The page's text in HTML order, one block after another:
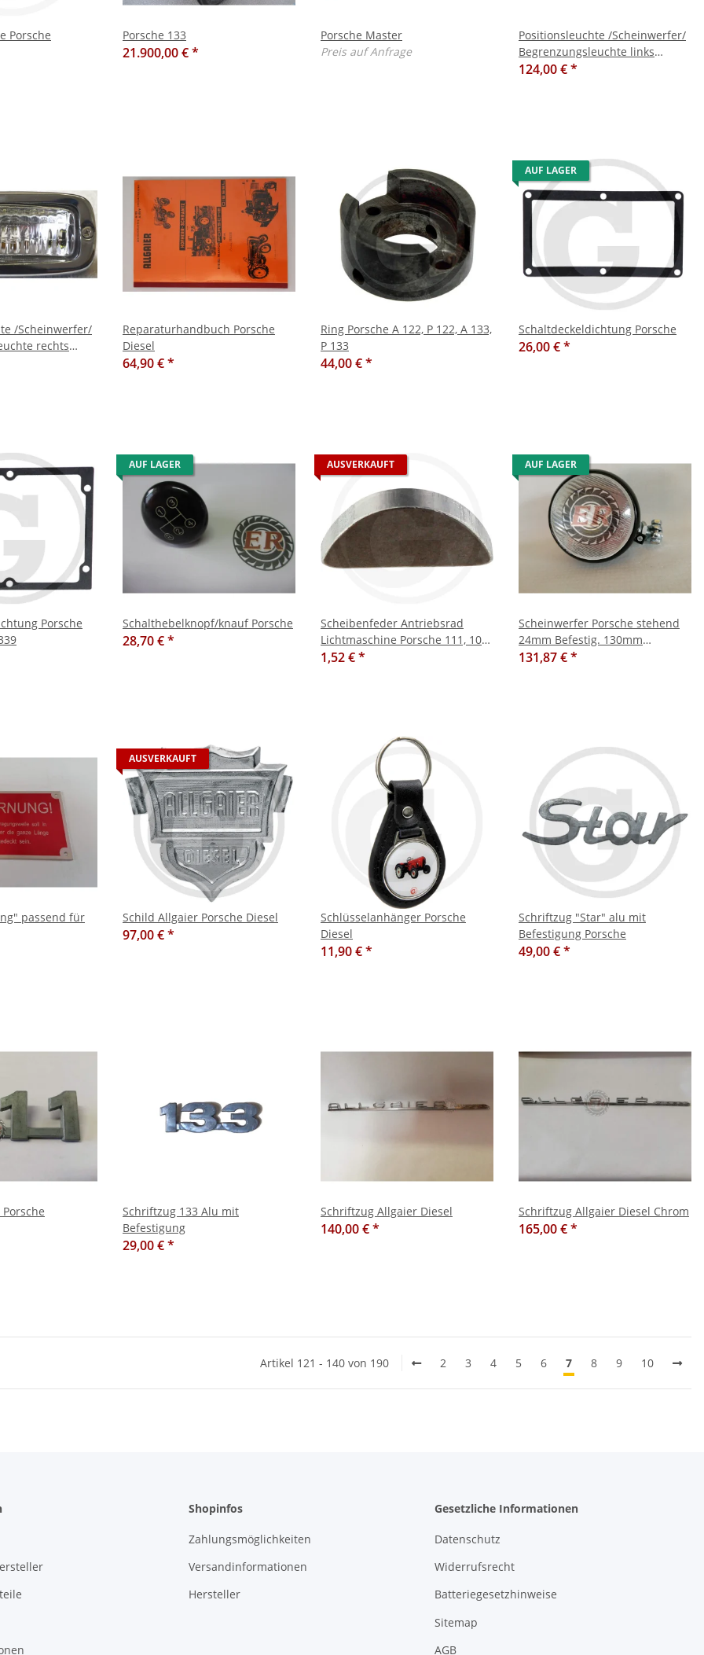
Porsche Porsche 133
21.900,00 €*
Porsche Master
Preis auf Anfrage
Positionsleuchte /Scheinwerfer/
Begrenzungsleuchte links
Porsche / Allgaier A111 mit
124,00 €*
/Scheinwerfer/
rechts
A111 mit
Reparaturhandbuch Porsche
Diesel
64,90 €*
Ring Porsche A 122, P 122, A 133,
P 133
44,00 €*
AUF LAGER
Schaltdeckeldichtung Porsche
26,00 €*
Porsche
AUF LAGER
Schalthebelknopf/knauf Porsche
28,70 €*
AUSVERKAUFT
Scheibenfeder Antriebsrad
Lichtmaschine Porsche 111, 108,
109
1,52 €*
AUF LAGER
Scheinwerfer Porsche stehend
24mm Befestig. 130mm
Lichtaus.
131,87 €*
passend für
AUSVERKAUFT
Schild Allgaier Porsche Diesel
97,00 €*
Schlüsselanhänger Porsche
Diesel
11,90 €*
Schriftzug "Star" alu mit
Befestigung Porsche
49,00 €*
Schriftzug 133 Alu mit
Befestigung
29,00 €*
Schriftzug Allgaier Diesel
140,00 €*
Schriftzug Allgaier Diesel Chrom
165,00 €*
Artikel 121 - 140 von 190 2 3 4 5 6 7 8 9 10
Shopinfos
Zahlungsmöglichkeiten
Versandinformationen
Hersteller
Gesetzliche Informationen
Datenschutz
Widerrufsrecht
Batteriegesetzhinweise
Sitemap
AGB